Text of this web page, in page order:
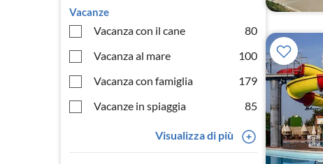
Vacanze
Vacanza con il cane
80
Vacanza al mare
100
Vacanza con famiglia
179
Vacanze in spiaggia
85
Visualizza di più